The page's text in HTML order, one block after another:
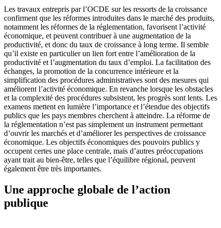
Les travaux entrepris par l’OCDE sur les ressorts de la croissance
confirment que les réformes introduites dans le marché des produits,
notamment les réformes de la réglementation, favorisent l’activité
économique, et peuvent contribuer à une augmentation de la
productivité, et donc du taux de croissance à long terme. Il semble
qu’il existe en particulier un lien fort entre l’amélioration de la
productivité et l’augmentation du taux d’emploi. La facilitation des
échanges, la promotion de la concurrence intérieure et la
simplification des procédures administratives sont des mesures qui
améliorent l’activité économique. En revanche lorsque les obstacles
et la complexité des procédures subsistent, les progrès sont lents. Les
examens mettent en lumière l’importance et l’étendue des objectifs
publics que les pays membres cherchent à atteindre. La réforme de
la réglementation n’est pas simplement un instrument permettant
d’ouvrir les marchés et d’améliorer les perspectives de croissance
économique. Les objectifs économiques des pouvoirs publics y
occupent certes une place centrale, mais d’autres préoccupations
ayant trait au bien-être, telles que l’équilibre régional, peuvent
également être très importantes.
Une approche globale de l’action
publique